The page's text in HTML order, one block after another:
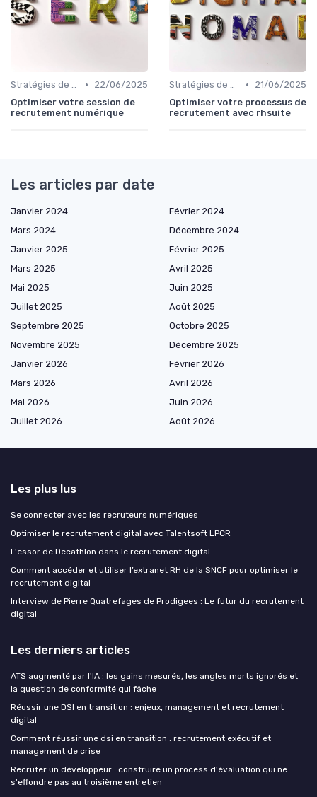
Stratégies de Recrutement Digital •
22/06/2025
Optimiser votre session de
recrutement numérique
Stratégies de Recrutement Digital •
21/06/2025
Optimiser votre processus de
recrutement avec rhsuite
Les articles par date
Janvier 2024
Février 2024
Mars 2024
Décembre 2024
Janvier 2025
Février 2025
Mars 2025
Avril 2025
Mai 2025
Juin 2025
Juillet 2025
Août 2025
Septembre 2025
Octobre 2025
Novembre 2025
Décembre 2025
Janvier 2026
Février 2026
Mars 2026
Avril 2026
Mai 2026
Juin 2026
Juillet 2026
Août 2026
Les plus lus
Se connecter avec les recruteurs numériques
Optimiser le recrutement digital avec Talentsoft LPCR
L'essor de Decathlon dans le recrutement digital
Comment accéder et utiliser l’extranet RH de la SNCF pour optimiser le
recrutement digital
Interview de Pierre Quatrefages de Prodigees : Le futur du recrutement
digital
Les derniers articles
ATS augmenté par l'IA : les gains mesurés, les angles morts ignorés et
la question de conformité qui fâche
Réussir une DSI en transition : enjeux, management et recrutement
digital
Comment réussir une dsi en transition : recrutement exécutif et
management de crise
Recruter un développeur : construire un process d'évaluation qui ne
s'effondre pas au troisième entretien